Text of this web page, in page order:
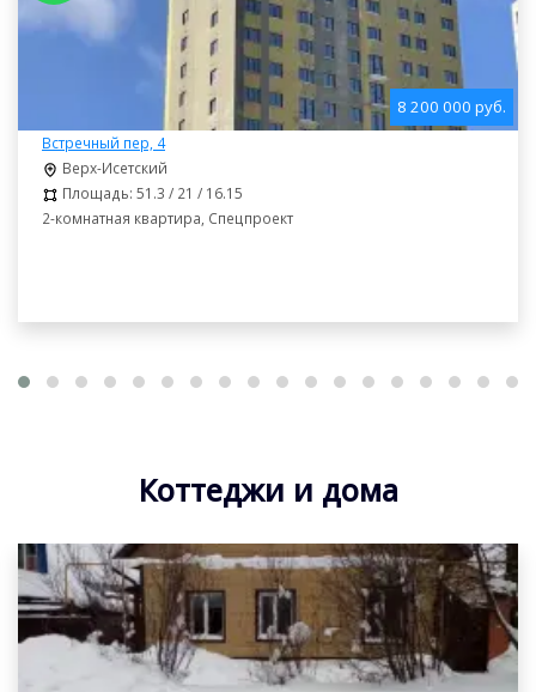
8 200 000 руб.
Встречный пер, 4
Верх-Исетский
Площадь: 51.3 / 21 / 16.15
2-комнатная квартира, Спецпроект
Коттеджи и дома